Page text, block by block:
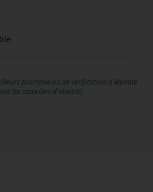
fournisseurs de vérification d'identité
les contrôles d'identité.